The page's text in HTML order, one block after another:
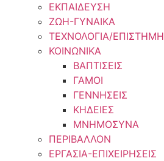
ΕΚΠΑΙΔΕΥΣΗ
ΖΩΗ-ΓΥΝΑΙΚΑ
ΤΕΧΝΟΛΟΓΙΑ/ΕΠΙΣΤΗΜΗ
ΚΟΙΝΩΝΙΚΑ
ΒΑΠΤΙΣΕΙΣ
ΓΑΜΟΙ
ΓΕΝΝΗΣΕΙΣ
ΚΗΔΕΙΕΣ
ΜΝΗΜΟΣΥΝΑ
ΠΕΡΙΒΑΛΛΟΝ
ΕΡΓΑΣΙΑ-ΕΠΙΧΕΙΡΗΣΕΙΣ